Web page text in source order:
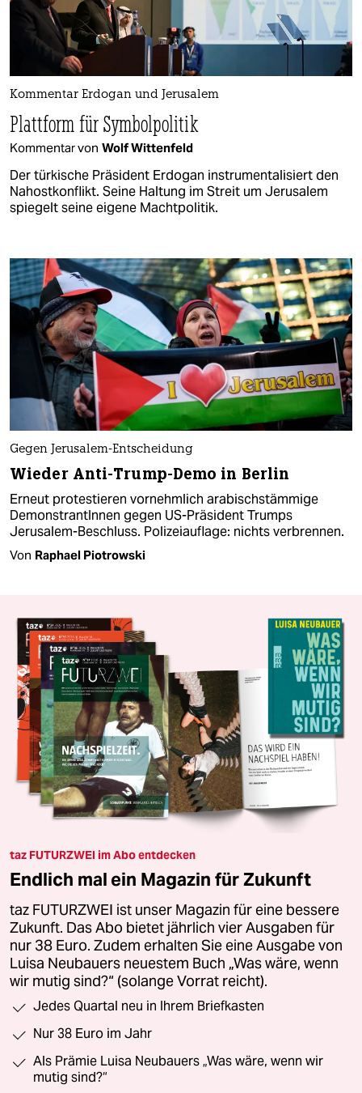
Kommentar Erdogan und Jerusalem
Plattform für Symbolpolitik
Kommentar von Wolf Wittenfeld
Der türkische Präsident Erdogan instrumentalisiert den
Nahostkonflikt. Seine Haltung im Streit um Jerusalem
spiegelt seine eigene Machtpolitik.
Gegen Jerusalem-Entscheidung
Wieder Anti-Trump-Demo in Berlin
Erneut protestieren vornehmlich arabischstämmige
DemonstrantInnen gegen US-Präsident Trumps
Jerusalem-Beschluss. Polizeiauflage: nichts verbrennen.
Von Raphael Piotrowski
taz FUTURZWEI im Abo entdecken
Endlich mal ein Magazin für Zukunft
taz FUTURZWEI ist unser Magazin für eine bessere
Zukunft. Das Abo bietet jährlich vier Ausgaben für
nur 38 Euro. Zudem erhalten Sie eine Ausgabe von
Luisa Neubauers neuestem Buch „Was wäre, wenn
wir mutig sind?“ (solange Vorrat reicht).
Jedes Quartal neu in Ihrem Briefkasten
Nur 38 Euro im Jahr
Als Prämie Luisa Neubauers „Was wäre, wenn wir
mutig sind?“